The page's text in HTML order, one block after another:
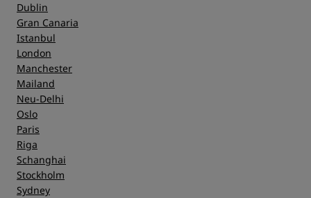
Dublin
Gran Canaria
Istanbul
London
Manchester
Mailand
Neu-Delhi
Oslo
Paris
Riga
Schanghai
Stockholm
Sydney